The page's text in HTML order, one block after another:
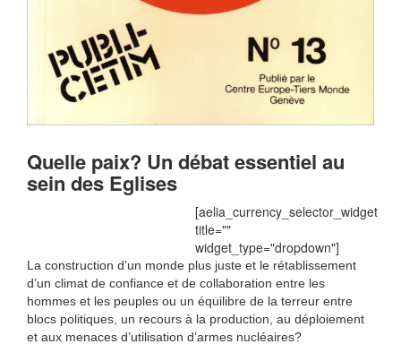
Quelle paix? Un débat essentiel au
sein des Eglises
[aelia_currency_selector_widget
title=""
widget_type="dropdown"]
La construction d’un monde plus juste et le rétablissement
d’un climat de confiance et de collaboration entre les
hommes et les peuples ou un équilibre de la terreur entre
blocs politiques, un recours à la production, au déploiement
et aux menaces d’utilisation d’armes nucléaires?